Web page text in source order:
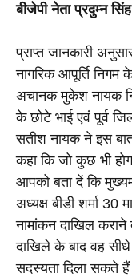
बीजेपी नेता प्रदुम्न
प्राप्त जानकारी
नागरिक आपूर्ति निगम
अचानक मुकेश नायक
के छोटे भाई एवं पूर्व
सतीश नायक ने इस
कहा कि जो कुछ भी
आपको बता दें कि
अध्यक्ष बीडी शर्मा 30
नामांकन दाखिल
दाखिले के बाद वह
सदस्यता दिला सकते